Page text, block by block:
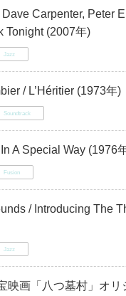
Carpenter, Peter
Tonight (2007年)
Jazz
/ L’Héritier (1973年)
Soundtrack
A Special Way (1976
Fusion
/ Introducing The
Jazz
映画「八つ墓村」オリ